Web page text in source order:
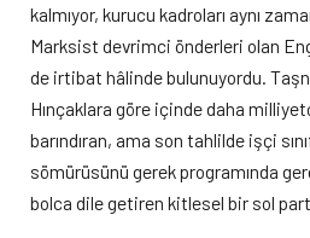
kalmıyor, kurucu kadroları aynı
Marksist devrimci önderleri olan
de irtibat hâlinde bulunuyordu.
Hınçaklara göre içinde daha
barındıran, ama son tahlilde işçi
sömürüsünü gerek programında
bolca dile getiren kitlesel bir sol